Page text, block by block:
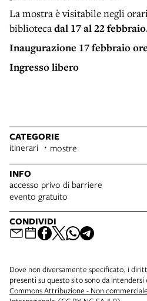
La mostra è visitabile negli
bibliotecadal 17 al 22
Inaugurazione 17 febbraio
Ingresso libero
CATEGORIE
itinerari mostre
INFO
accesso privo di barriere
evento gratuito
CONDIVIDI
Dove non diversamente specificato, i
presenti su questo sito sono da
Commons Attribuzione - Non